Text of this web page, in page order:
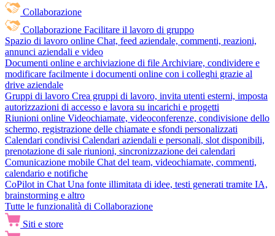
Collaborazione
Collaborazione Facilitare il lavoro di gruppo
Spazio di lavoro online Chat, feed aziendale, commenti, reazioni,
annunci aziendali e video
Documenti online e archiviazione di file Archiviare, condividere e
modificare facilmente i documenti online con i colleghi grazie al
drive aziendale
Gruppi di lavoro Crea gruppi di lavoro, invita utenti esterni, imposta
autorizzazioni di accesso e lavora su incarichi e progetti
Riunioni online Videochiamate, videoconferenze, condivisione dello
schermo, registrazione delle chiamate e sfondi personalizzati
Calendari condivisi Calendari aziendali e personali, slot disponibili,
prenotazione di sale riunioni, sincronizzazione dei calendari
Comunicazione mobile Chat del team, videochiamate, commenti,
calendario e notifiche
CoPilot in Chat Una fonte illimitata di idee, testi generati tramite IA,
brainstorming e altro
Tutte le funzionalità di Collaborazione
Siti e store